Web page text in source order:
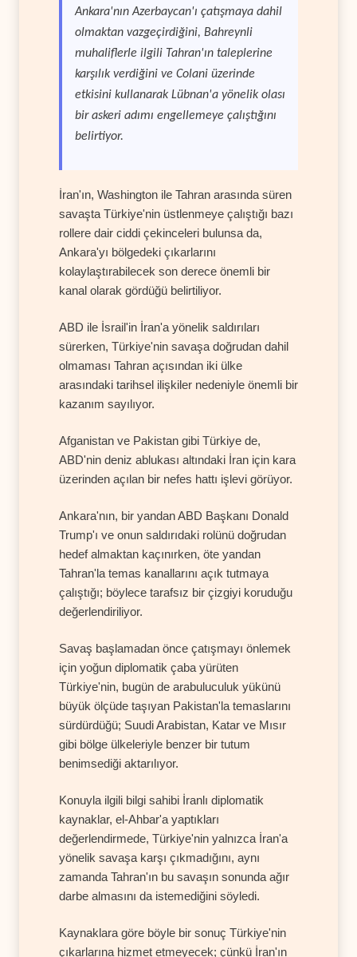
Ankara'nın Azerbaycan'ı çatışmaya dahil
olmaktan vazgeçirdiğini, Bahreynli
muhaliflerle ilgili Tahran'ın taleplerine
karşılık verdiğini ve Colani üzerinde
etkisini kullanarak Lübnan'a yönelik olası
bir askeri adımı engellemeye çalıştığını
belirtiyor.
İran'ın, Washington ile Tahran arasında süren
savaşta Türkiye'nin üstlenmeye çalıştığı bazı
rollere dair ciddi çekinceleri bulunsa da,
Ankara'yı bölgedeki çıkarlarını
kolaylaştırabilecek son derece önemli bir
kanal olarak gördüğü belirtiliyor.
ABD ile İsrail'in İran'a yönelik saldırıları
sürerken, Türkiye'nin savaşa doğrudan dahil
olmaması Tahran açısından iki ülke
arasındaki tarihsel ilişkiler nedeniyle önemli bir
kazanım sayılıyor.
Afganistan ve Pakistan gibi Türkiye de,
ABD'nin deniz ablukası altındaki İran için kara
üzerinden açılan bir nefes hattı işlevi görüyor.
Ankara'nın, bir yandan ABD Başkanı Donald
Trump'ı ve onun saldırıdaki rolünü doğrudan
hedef almaktan kaçınırken, öte yandan
Tahran'la temas kanallarını açık tutmaya
çalıştığı; böylece tarafsız bir çizgiyi koruduğu
değerlendiriliyor.
Savaş başlamadan önce çatışmayı önlemek
için yoğun diplomatik çaba yürüten
Türkiye'nin, bugün de arabuluculuk yükünü
büyük ölçüde taşıyan Pakistan'la temaslarını
sürdürdüğü; Suudi Arabistan, Katar ve Mısır
gibi bölge ülkeleriyle benzer bir tutum
benimsediği aktarılıyor.
Konuyla ilgili bilgi sahibi İranlı diplomatik
kaynaklar, el-Ahbar'a yaptıkları
değerlendirmede, Türkiye'nin yalnızca İran'a
yönelik savaşa karşı çıkmadığını, aynı
zamanda Tahran'ın bu savaşın sonunda ağır
darbe almasını da istemediğini söyledi.
Kaynaklara göre böyle bir sonuç Türkiye'nin
çıkarlarına hizmet etmeyecek; çünkü İran'ın